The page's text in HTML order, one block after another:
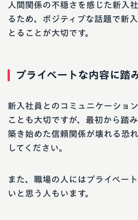
人間関係の不穏さを感じた新入
るため、ポジティブな話題で新
とることが大切です。
プライベートな内容に踏
新入社員とのコミュニケーショ
ことも大切ですが、最初から踏
築き始めた信頼関係が壊れる恐
してください。
また、職場の人にはプライベー
いと思う人もいます。